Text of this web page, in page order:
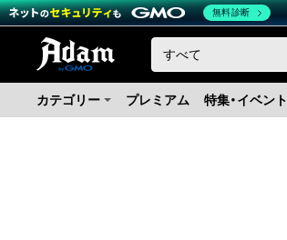
カテゴリー プレミアム 特集・イベント
無料診断